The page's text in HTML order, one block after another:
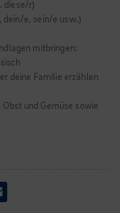
diese/r)
dein/e, sein/e usw.)
mitbringen:
deine Familie erzählen
und Gemüse sowie